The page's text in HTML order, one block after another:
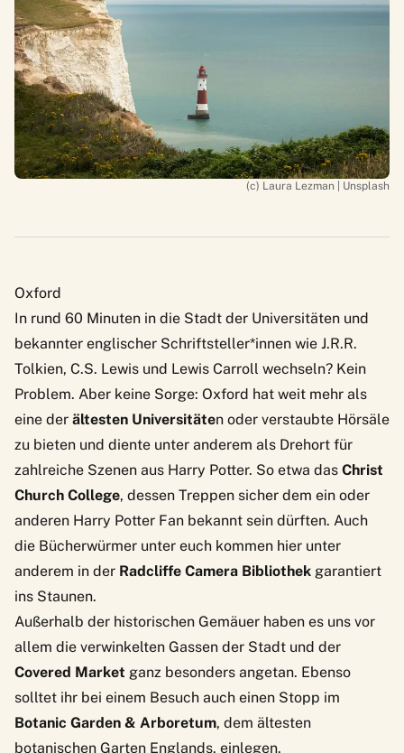
(c) Laura Lezman | Unsplash
Oxford
In rund 60 Minuten in die Stadt der Universitäten und
bekannter englischer Schriftsteller*innen wie J.R.R.
Tolkien, C.S. Lewis und Lewis Carroll wechseln? Kein
Problem. Aber keine Sorge: Oxford hat weit mehr als
eine der ältesten Universitäten oder verstaubte Hörsäle
zu bieten und diente unter anderem als Drehort für
zahlreiche Szenen aus Harry Potter. So etwa das Christ
Church College, dessen Treppen sicher dem ein oder
anderen Harry Potter Fan bekannt sein dürften. Auch
die Bücherwürmer unter euch kommen hier unter
anderem in der Radcliffe Camera Bibliothek garantiert
ins Staunen.
Außerhalb der historischen Gemäuer haben es uns vor
allem die verwinkelten Gassen der Stadt und der
Covered Market ganz besonders angetan. Ebenso
solltet ihr bei einem Besuch auch einen Stopp im
Botanic Garden & Arboretum, dem ältesten
botanischen Garten Englands, einlegen.